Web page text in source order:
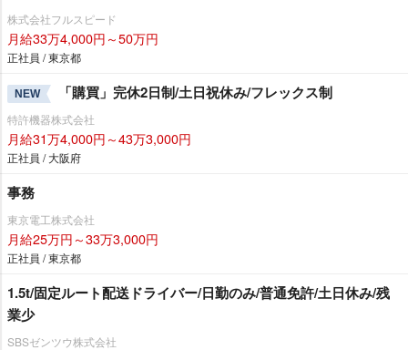
株式会社フルスピード
月給33万4,000円～50万円
正社員 / 東京都
NEW 「購買」完休2日制/土日祝休み/フレックス制
特許機器株式会社
月給31万4,000円～43万3,000円
正社員 / 大阪府
事務
東京電工株式会社
月給25万円～33万3,000円
正社員 / 東京都
1.5t/固定ルート配送ドライバー/日勤のみ/普通免許/土日休み/残
業少
SBSゼンツウ株式会社